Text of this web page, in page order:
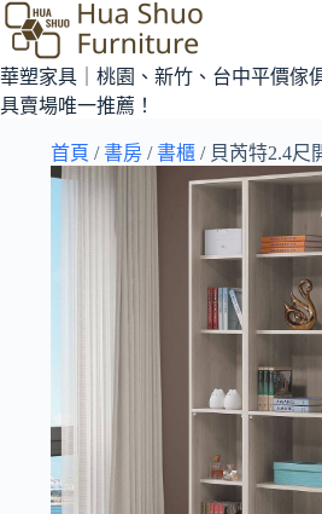
華塑家具｜桃園、新竹、台中平價傢
具賣場唯一推薦！
首頁 /書房/書櫃/ 貝芮特2.4尺